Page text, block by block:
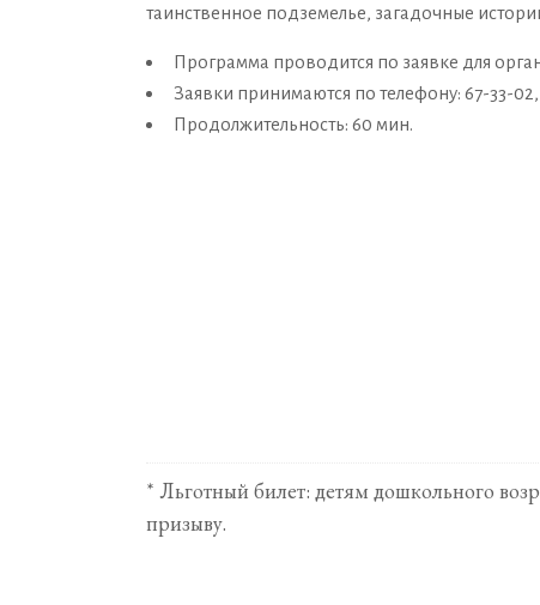
таинственное подземелье, загадочные
Программа проводится по заявке для
Заявки принимаются по телефону: 67-33-
Продолжительность: 60 мин.
* Льготный билет: детям дошкольного
призыву.